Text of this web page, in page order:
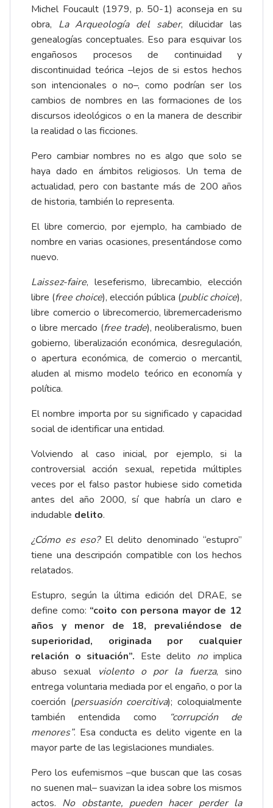
Michel Foucault (1979, p. 50-1) aconseja en su
obra, La Arqueología del saber, dilucidar las
genealogías conceptuales. Eso para esquivar los
engañosos procesos de continuidad y
discontinuidad teórica –lejos de si estos hechos
son intencionales o no–, como podrían ser los
cambios de nombres en las formaciones de los
discursos ideológicos o en la manera de describir
la realidad o las ficciones.
Pero cambiar nombres no es algo que solo se
haya dado en ámbitos religiosos. Un tema de
actualidad, pero con bastante más de 200 años
de historia, también lo representa.
El libre comercio, por ejemplo, ha cambiado de
nombre en varias ocasiones, presentándose como
nuevo.
Laissez-faire, leseferismo, librecambio, elección
libre (free choice), elección pública (public choice),
libre comercio o librecomercio, libremercaderismo
o libre mercado (free trade), neoliberalismo, buen
gobierno, liberalización económica, desregulación,
o apertura económica, de comercio o mercantil,
aluden al mismo modelo teórico en economía y
política.
El nombre importa por su significado y capacidad
social de identificar una entidad.
Volviendo al caso inicial, por ejemplo, si la
controversial acción sexual, repetida múltiples
veces por el falso pastor hubiese sido cometida
antes del año 2000, sí que habría un claro e
indudable delito.
¿Cómo es eso?El delito denominado “estupro”
tiene una descripción compatible con los hechos
relatados.
Estupro, según la última edición del DRAE, se
define como: “coito con persona mayor de 12
años y menor de 18, prevaliéndose de
superioridad, originada por cualquier
relación o situación”. Este delito noimplica
abuso sexual violento o por la fuerza, sino
entrega voluntaria mediada por el engaño, o por la
coerción (persuasión coercitiva); coloquialmente
también entendida como
“corrupción de
menores”. Esa conducta es delito vigente en la
mayor parte de las legislaciones mundiales.
Pero los eufemismos –que buscan que las cosas
no suenen mal– suavizan la idea sobre los mismos
actos. No obstante, pueden hacer perder la